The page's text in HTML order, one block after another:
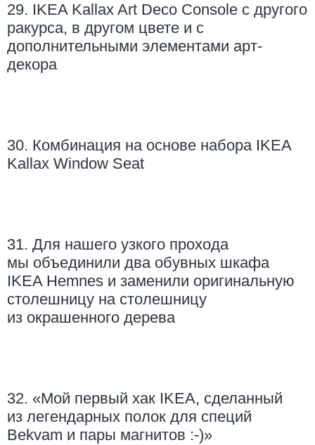
29. IKEA Kallax Art Deco Console с другого
ракурса, в другом цвете и с
дополнительными элементами арт-
декора
30. Комбинация на основе набора IKEA
Kallax Window Seat
31. Для нашего узкого прохода
мы объединили два обувных шкафа
IKEA Hemnes и заменили оригинальную
столешницу на столешницу
из окрашенного дерева
32. «Мой первый хак IKEA, сделанный
из легендарных полок для специй
Bekvam и пары магнитов :-)»